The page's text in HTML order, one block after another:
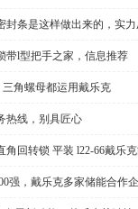
封条是这样做出来的，实
带l型把手之家，信息推荐
角螺母都运用戴乐克
热线，别具匠心
角回转锁 平装 l22-66戴乐
强，戴乐克多家储能合作